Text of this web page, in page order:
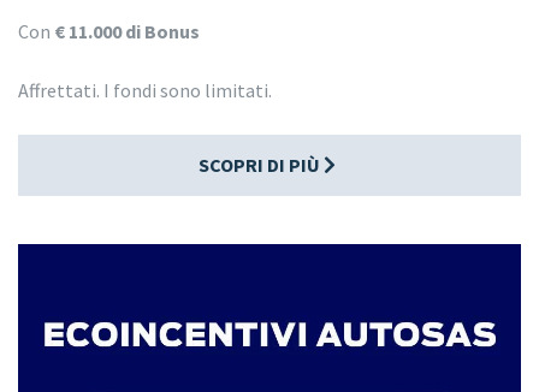
Con € 11.000 di Bonus
Affrettati. I fondi sono limitati.
SCOPRI DI PIÙ